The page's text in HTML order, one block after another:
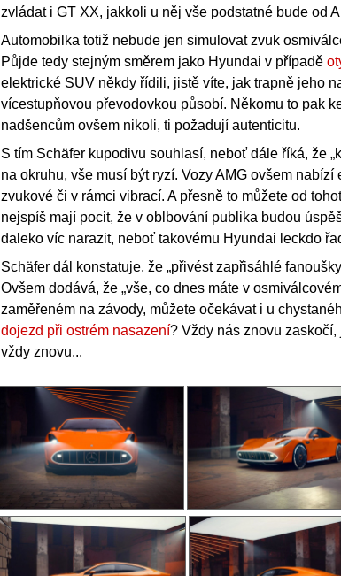
zvládat i GT XX, jakkoli u něj vše podstatné bude od
Automobilka totiž nebude jen simulovat zvuk
Půjde tedy stejným směrem jako Hyundai v případě
elektrické SUV někdy řídili, jistě víte, jak trapně jeho
vícestupňovou převodovkou působí. Někomu to pak
nadšencům ovšem nikoli, ti požadují autenticitu.
S tím Schäfer kupodivu souhlasí, neboť dále říká, že
na okruhu, vše musí být ryzí. Vozy AMG ovšem
zvukové či v rámci vibrací. A přesně to můžete od
nejspíš mají pocit, že v oblbování publika budou
daleko víc narazit, neboť takovému Hyundai leckdo
Schäfer dál konstatuje, že „přivést zapřisáhlé
Ovšem dodává, že „vše, co dnes máte v
zaměřeném na závody, můžete očekávat i u
dojezd při ostrém nasazení? Vždy nás znovu
vždy znovu...